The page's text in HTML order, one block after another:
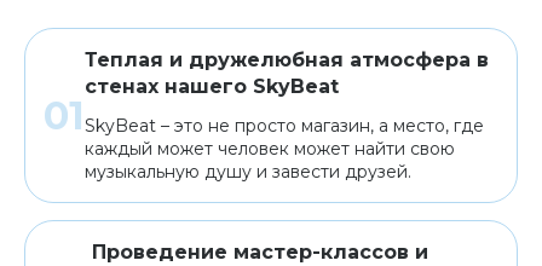
Теплая и дружелюбная атмосфера в
стенах нашего SkyBeat
SkyBeat – это не просто магазин, а место, где
каждый может человек может найти свою
музыкальную душу и завести друзей.
Проведение мастер-классов и